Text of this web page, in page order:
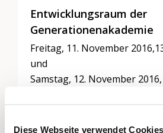
Diese Webseite verwendet Cookies
Entwicklungsraum der
Generationenakademie
Freitag, 11. November
und
Samstag, 12. November
ANMELDUNG: